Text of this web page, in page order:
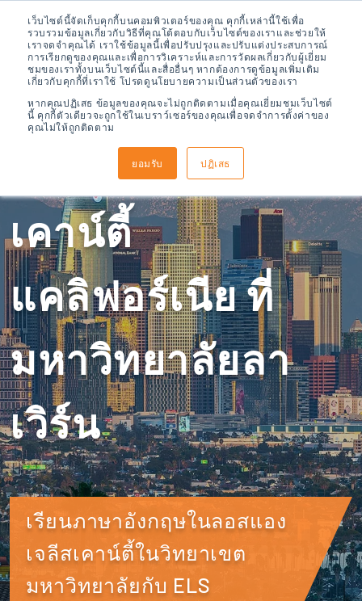
เว็บไซต์นี้จัดเก็บคุกกี้บนคอมพิวเตอร์ของคุณ คุกกี้เหล่านี้ใช้เพื่อ
รวบรวมข้อมูลเกี่ยวกับวิธีที่คุณโต้ตอบกับเว็บไซต์ของเราและช่วยให้
เราจดจำคุณได้ เราใช้ข้อมูลนี้เพื่อปรับปรุงและปรับแต่งประสบการณ์
การเรียกดูของคุณและเพื่อการวิเคราะห์และการวัดผลเกี่ยวกับผู้เยี่ยม
ชมของเราทั้งบนเว็บไซต์นี้และสื่ออื่นๆ หากต้องการดูข้อมูลเพิ่มเติม
เกี่ยวกับคุกกี้ที่เราใช้ โปรดดูนโยบายความเป็นส่วนตัวของเรา
หากคุณปฏิเสธ ข้อมูลของคุณจะไม่ถูกติดตามเมื่อคุณเยี่ยมชมเว็บไซต์
นี้ คุกกี้ตัวเดียวจะถูกใช้ในเบราว์เซอร์ของคุณเพื่อจดจำการตั้งค่าของ
คุณไม่ให้ถูกติดตาม
ยอมรับ ปฏิเสธ
ELS ลอสแองเจลีส
เคาน์ตี้
แคลิฟอร์เนีย ที่
มหาวิทยาลัยลา
เวิร์น
เรียนภาษาอังกฤษในลอสแอง
เจลีสเคาน์ตี้ในวิทยาเขต
มหาวิทยาลัยกับ ELS